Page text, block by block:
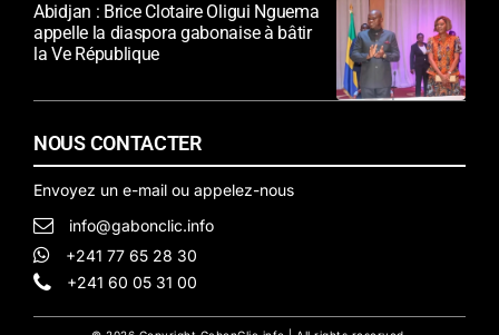
Abidjan : Brice Clotaire Oligui Nguema
appelle la diaspora gabonaise à bâtir
la Ve République
NOUS CONTACTER
Envoyez un e-mail ou appelez-nous
info@gabonclic.info
+241 77 65 28 30
+241 60 05 31 00